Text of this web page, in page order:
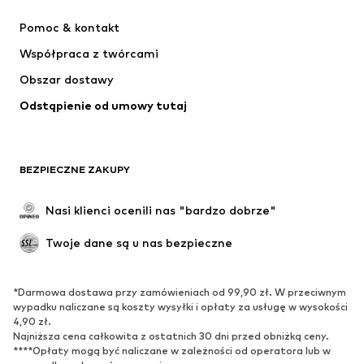
ADIDAS PERFORMANCE
Pomoc & kontakt
Współpraca z twórcami
Obszar dostawy
Odstąpienie od umowy tutaj
BEZPIECZNE ZAKUPY
Nasi klienci ocenili nas "bardzo dobrze"
Twoje dane są u nas bezpieczne
*Darmowa dostawa przy zamówieniach od 99,90 zł. W przeciwnym
wypadku naliczane są koszty wysyłki i opłaty za usługę w wysokości
4,90 zł.
Najniższa cena całkowita z ostatnich 30 dni przed obniżką ceny.
****Opłaty mogą być naliczane w zależności od operatora lub w